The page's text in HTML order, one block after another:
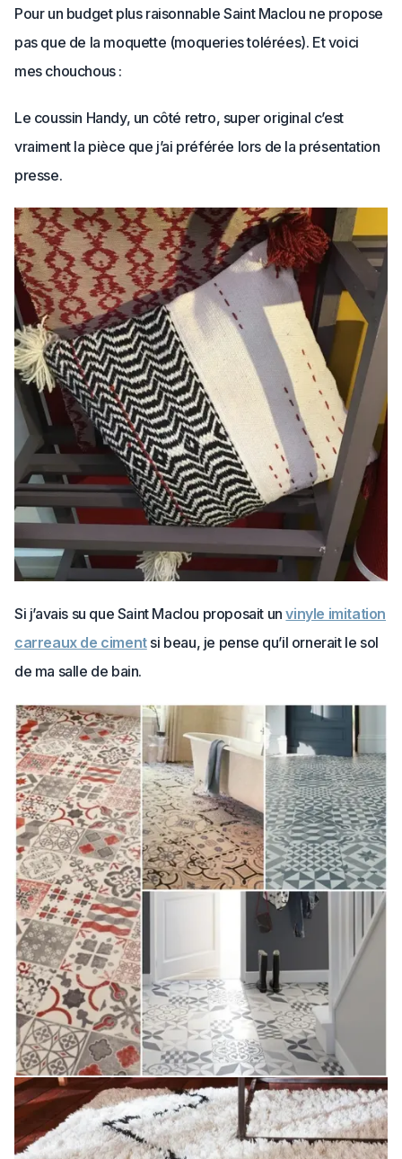
Pour un budget plus raisonnable Saint Maclou ne propose
pas que de la moquette (moqueries tolérées). Et voici
mes chouchous :
Le coussin Handy, un côté retro, super original c’est
vraiment la pièce que j’ai préférée lors de la présentation
presse.
Si j’avais su que Saint Maclou proposait unvinyle imitation
carreaux de cimentsi beau, je pense qu’il ornerait le sol
de ma salle de bain.